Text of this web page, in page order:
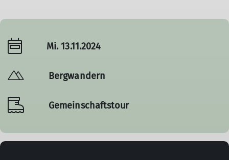
Mi. 13.11.2024
Bergwandern
Gemeinschaftstour